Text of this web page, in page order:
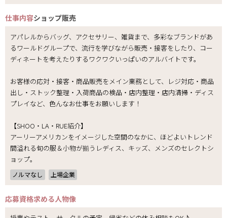
仕事内容ショップ販売
アパレルからバッグ、アクセサリー、雑貨まで、多彩なブランドがあ
るワールドグループで、流行を学びながら販売・接客をしたり、コー
ディネートを考えたりするワクワクいっぱいのアルバイトです。
お客様の応対・接客・商品販売をメイン業務として、レジ対応・商品
出し・ストック整理・入荷商品の検品・店内整理・店内清掃・ディス
プレイなど、色んなお仕事をお願いします！
【SHOO・LA・RUE紹介】
アーリーアメリカンをイメージした空間のなかに、ほどよいトレンド
間溢れる旬の服＆小物が揃うレディス、キッズ、メンズのセレクトシ
ョップ。
ノルマなし 上場企業
応募資格求める人物像